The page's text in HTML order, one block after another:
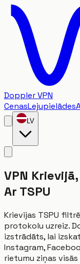
Doppler VPN
CenasLejupielādes
LV
VPN
Ar TSPU
Krievijas TSPU
protokolu uzreiz.
izstrādāts, lai
Instagram,
rietumu ziņas visās